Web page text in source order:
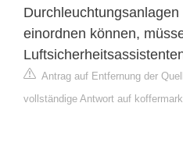
einordnen können,
Antrag auf Entfernung der
vollständige Antwort auf